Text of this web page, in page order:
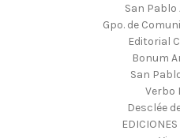
San
Gpo. de
Editorial
Bonum
San
Verbo
Desclée
EDICIONES